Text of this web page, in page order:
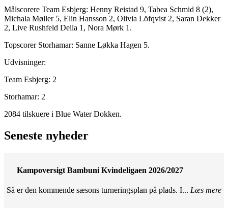
Målscorere Team Esbjerg: Henny Reistad 9, Tabea Schmid 8 (2),
Michala Møller 5, Elin Hansson 2, Olivia Löfqvist 2, Saran Dekker
2, Live Rushfeld Deila 1, Nora Mørk 1.
Topscorer Storhamar: Sanne Løkka Hagen 5.
Udvisninger:
Team Esbjerg: 2
Storhamar: 2
2084 tilskuere i Blue Water Dokken.
Seneste nyheder
Kampoversigt Bambuni Kvindeligaen 2026/2027
Så er den kommende sæsons turneringsplan på plads. I... Læs mere